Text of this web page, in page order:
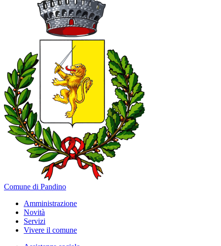
Comune di Pandino
Amministrazione
Novità
Servizi
Vivere il comune